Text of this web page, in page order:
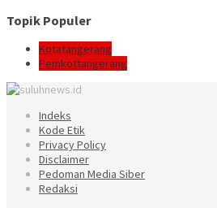
Topik Populer
Kotatangerang
Pemkottangerang
Indeks
Kode Etik
Privacy Policy
Disclaimer
Pedoman Media Siber
Redaksi